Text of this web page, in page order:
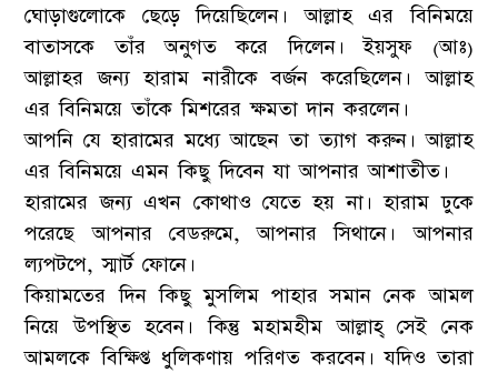
ঘোড়াগুলোকে ছেড়ে দিয়েছিলেন। আল্লাহ এর বিনিময়ে
বাতাসকে তাঁর অনুগত করে দিলেন। ইয়সুফ (আঃ)
আল্লাহর জন্য হারাম নারীকে বর্জন করেছিলেন। আল্লাহ
এর বিনিময়ে তাঁকে মিশরের ক্ষমতা দান করলেন।
আপনি যে হারামের মধ্যে আছেন তা ত্যাগ করুন। আল্লাহ
এর বিনিময়ে এমন কিছু দিবেন যা আপনার আশাতীত।
হারামের জন্য এখন কোথাও যেতে হয় না। হারাম ঢুকে
পরেছে আপনার বেডরুমে, আপনার সিথানে। আপনার
ল্যপটপে, স্মার্ট ফোনে।
কিয়ামতের দিন কিছু মুসলিম পাহার সমান নেক আমল
নিয়ে উপস্থিত হবেন। কিন্তু মহামহীম আল্লাহ্ সেই নেক
আমলকে বিক্ষিপ্ত ধুলিকণায় পরিণত করবেন। যদিও তারা